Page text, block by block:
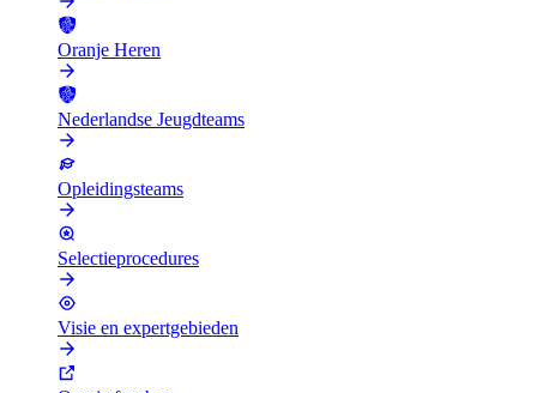
Oranje Heren
Nederlandse Jeugdteams
Opleidingsteams
Selectieprocedures
Visie en expertgebieden